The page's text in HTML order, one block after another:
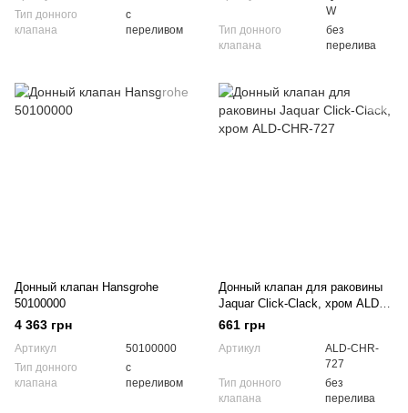
Тип донного
клапана
с
переливом
W
Тип донного
клапана
без
перелива
Донный клапан Hansgrohe
50100000
4 363 грн
Артикул
50100000
Тип донного
клапана
с
переливом
Донный клапан для раковины
Jaquar Click-Clack, хром ALD-
CHR-727
661 грн
Артикул
ALD-CHR-
727
Тип донного
клапана
без
перелива